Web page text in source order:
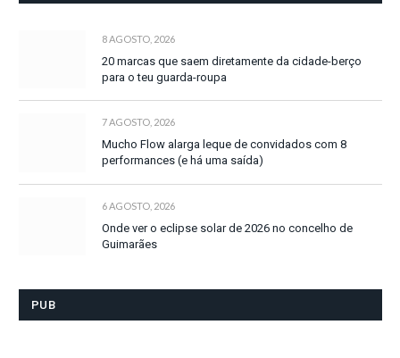
8 AGOSTO, 2026
20 marcas que saem diretamente da cidade-berço
para o teu guarda-roupa
7 AGOSTO, 2026
Mucho Flow alarga leque de convidados com 8
performances (e há uma saída)
6 AGOSTO, 2026
Onde ver o eclipse solar de 2026 no concelho de
Guimarães
PUB